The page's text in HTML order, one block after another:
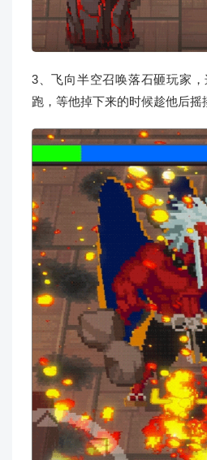
3、飞向半空召唤落石砸玩家
跑，等他掉下来的时候趁他后摇